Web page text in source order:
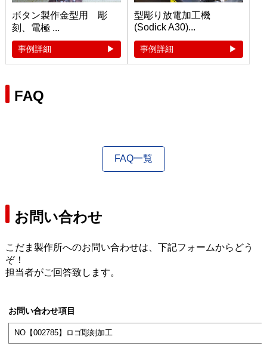
ボタン製作金型用 彫
刻、電極 ...
事例詳細
型彫り放電加工機
(Sodick A30)...
事例詳細
FAQ
FAQ一覧
お問い合わせ
こだま製作所へのお問い合わせは、下記フォームからどう
ぞ！
担当者がご回答致します。
お問い合わせ項目